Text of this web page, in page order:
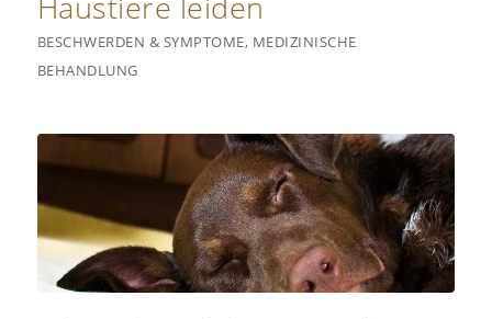
BESCHWERDEN & SYMPTOME, MEDIZINISCHE
BEHANDLUNG